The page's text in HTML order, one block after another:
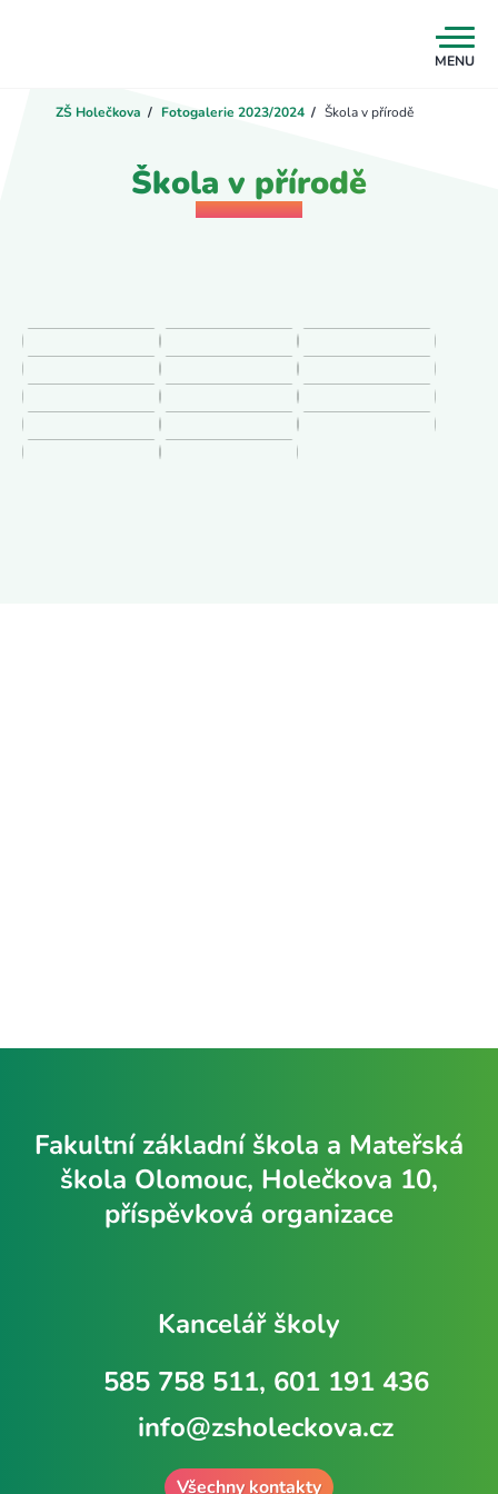
MENU
ZŠ Holečkova / Fotogalerie 2023/2024 / Škola v přírodě
Škola v přírodě
Fakultní základní škola a Mateřská
škola Olomouc, Holečkova 10,
příspěvková organizace
Kancelář školy
585 758 511, 601 191 436
info@zsholeckova.cz
Všechny kontakty